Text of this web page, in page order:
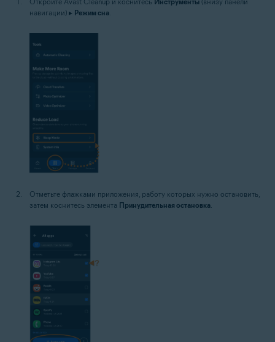
навигации) ▸ Режим сна.
Отметьте флажками приложения, работу которых нужно остановить,
затем коснитесь элемента Принудительная остановка.